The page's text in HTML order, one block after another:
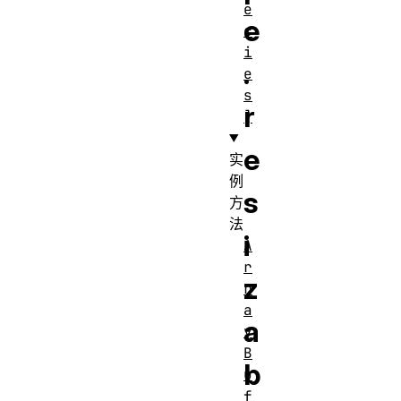
e
.
r
e
s
i
z
a
b
e
c
i
e
s
]
实
例
方
法
A
r
r
a
y
B
u
f